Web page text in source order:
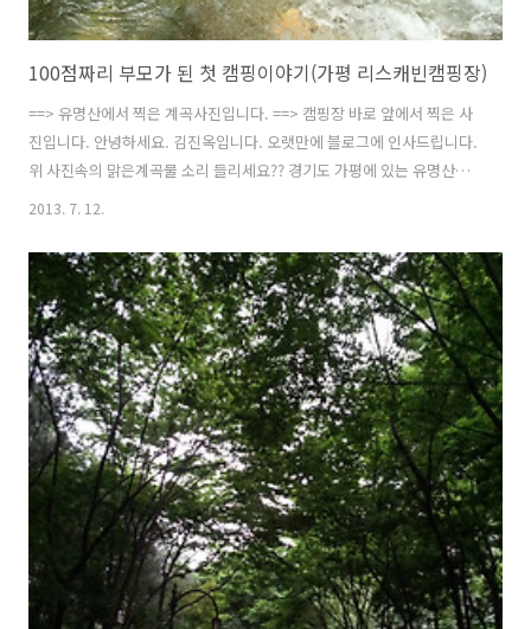
100점짜리 부모가 된 첫 캠핑이야기(가평 리스캐빈캠핑장)
==> 유명산에서 찍은 계곡사진입니다. ==> 캠핑장 바로 앞에서 찍은 사
진입니다. 안녕하세요. 김진옥입니다. 오랫만에 블로그에 인사드립니다.
위 사진속의 맑은계곡물 소리 들리세요?? 경기도 가평에 있는 유명산입
니다. . . . 정말 너무도 부족한 사람인데... 지난 몇년동안 여러분들이 사
걸고 시작한 인터넷반찬쇼핑몰~~ 어느덧 쇼핑몰 오픈한지 1년이 넘었습
니다. 쇼핑몰 운영하면서 저라는 사람이 정말 부족한 사람이라는거 느끼
면서... 참 행복하고 .... 참 힘들고 그랬습니다. 힘들어도요... 저의 꿈을
향해 달려간다는 생각에... 정말로 열심히 최선을 다해 살고 있습니다. 그
런데요........ 매일 강한 가스불앞에서서 요리하고 .....
2013. 7. 12.